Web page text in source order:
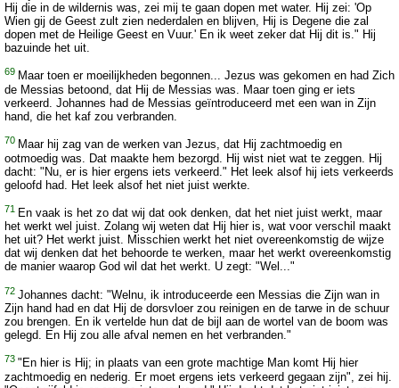
Hij die in de wildernis was, zei mij te gaan dopen met water. Hij zei: 'Op
Wien gij de Geest zult zien nederdalen en blijven, Hij is Degene die zal
dopen met de Heilige Geest en Vuur.' En ik weet zeker dat Hij dit is." Hij
bazuinde het uit.
69 Maar toen er moeilijkheden begonnen... Jezus was gekomen en had Zich
de Messias betoond, dat Hij de Messias was. Maar toen ging er iets
verkeerd. Johannes had de Messias geïntroduceerd met een wan in Zijn
hand, die het kaf zou verbranden.
70 Maar hij zag van de werken van Jezus, dat Hij zachtmoedig en
ootmoedig was. Dat maakte hem bezorgd. Hij wist niet wat te zeggen. Hij
dacht: "Nu, er is hier ergens iets verkeerd." Het leek alsof hij iets verkeerds
geloofd had. Het leek alsof het niet juist werkte.
71 En vaak is het zo dat wij dat ook denken, dat het niet juist werkt, maar
het werkt wel juist. Zolang wij weten dat Hij hier is, wat voor verschil maakt
het uit? Het werkt juist. Misschien werkt het niet overeenkomstig de wijze
dat wij denken dat het behoorde te werken, maar het werkt overeenkomstig
de manier waarop God wil dat het werkt. U zegt: "Wel..."
72 Johannes dacht: "Welnu, ik introduceerde een Messias die Zijn wan in
Zijn hand had en dat Hij de dorsvloer zou reinigen en de tarwe in de schuur
zou brengen. En ik vertelde hun dat de bijl aan de wortel van de boom was
gelegd. En Hij zou alle afval nemen en het verbranden."
73 "En hier is Hij; in plaats van een grote machtige Man komt Hij hier
zachtmoedig en nederig. Er moet ergens iets verkeerd gegaan zijn", zei hij.